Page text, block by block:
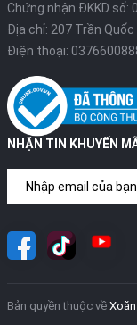
Chứng nhận ĐKKD số:
Địa chỉ: 207 Trần Quốc
Điện thoại:
NHẬN TIN KHUYẾN
Bản quyền thuộc về